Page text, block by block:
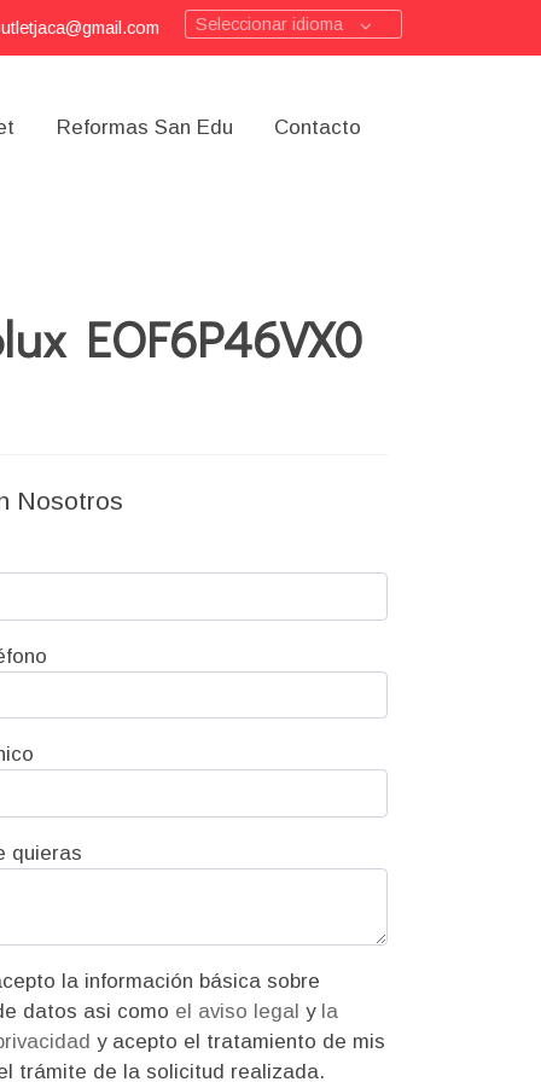
Seleccionar idioma
Reformas San Edu Contacto
EOF6P46VX0
Nosotros
quieras
básica sobre
protección de datos asi como el aviso legal y la
y acepto el tratamiento de mis
trámite de la solicitud realizada.